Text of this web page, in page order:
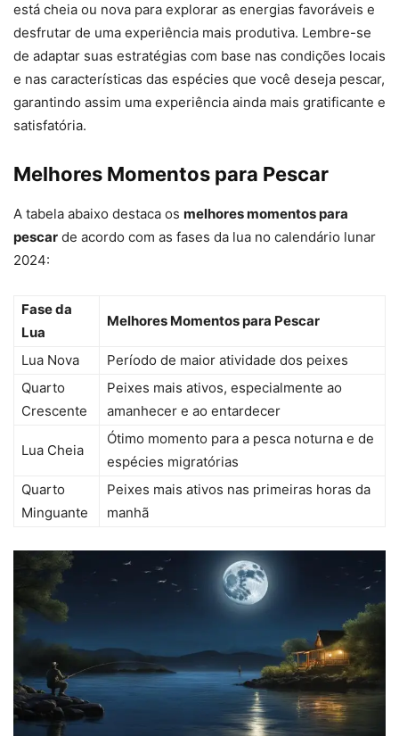
está cheia ou nova para explorar as energias favoráveis e
desfrutar de uma experiência mais produtiva. Lembre-se
de adaptar suas estratégias com base nas condições locais
e nas características das espécies que você deseja pescar,
garantindo assim uma experiência ainda mais gratificante e
satisfatória.
Melhores Momentos para Pescar
A tabela abaixo destaca os melhores momentos para
pescar de acordo com as fases da lua no calendário lunar
2024:
Fase da
Lua
Melhores Momentos para Pescar
Lua Nova
Período de maior atividade dos peixes
Quarto
Crescente
Peixes mais ativos, especialmente ao
amanhecer e ao entardecer
Lua Cheia
Ótimo momento para a pesca noturna e de
espécies migratórias
Quarto
Minguante
Peixes mais ativos nas primeiras horas da
manhã